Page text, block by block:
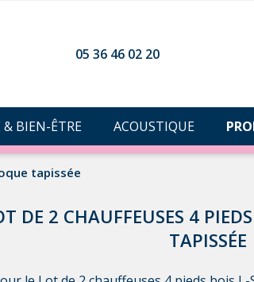
05 36 46 02 20
& BIEN-ÊTRE ACOUSTIQUE
tapissée
DE 2 CHAUFFEUSES 4
TAPISSÉE